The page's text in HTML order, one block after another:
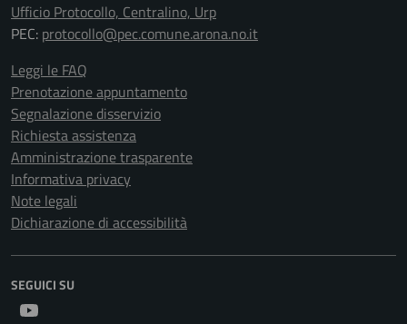
Ufficio Protocollo, Centralino, Urp
PEC: protocollo@pec.comune.arona.no.it
Leggi le FAQ
Prenotazione appuntamento
Segnalazione disservizio
Richiesta assistenza
Amministrazione trasparente
Informativa privacy
Note legali
Dichiarazione di accessibilità
SEGUICI SU